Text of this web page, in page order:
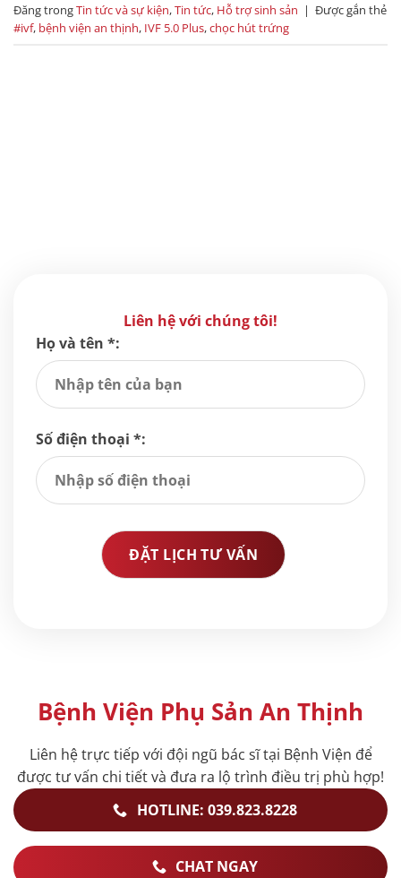
Đăng trongTin tức và sự kiện,Tin tức, Hỗ trợ sinh sản | Được gắn thẻ
#ivf, bệnh viện an thịnh, IVF 5.0 Plus,chọc hút trứng
Liên hệ với chúng tôi!
Họ và tên *:
Số điện thoại *:
Bệnh Viện Phụ Sản An Thịnh
Liên hệ trực tiếp với đội ngũ bác sĩ tại Bệnh Viện để
được tư vấn chi tiết và đưa ra lộ trình điều trị phù hợp!
HOTLINE: 039.823.8228
CHAT NGAY